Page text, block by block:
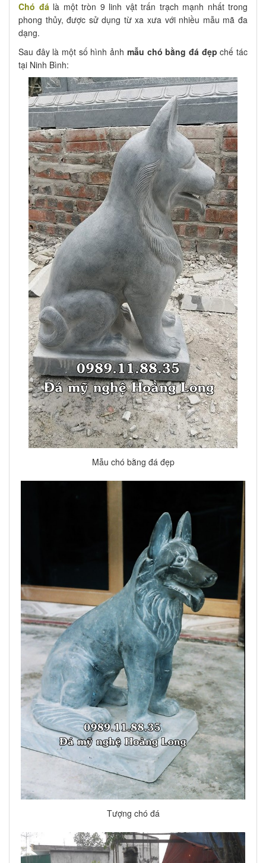
Chó đálà một tròn 9 linh vật trấn trạch mạnh nhất trong
phong thủy, được sử dụng từ xa xưa với nhiều mẫu mã đa
dạng.
Sau đây là một số hình ảnh mẫu chó bằng đá đẹp chế tác
tại Ninh Bình:
Mẫu chó bằng đá đẹp
Tượng chó đá